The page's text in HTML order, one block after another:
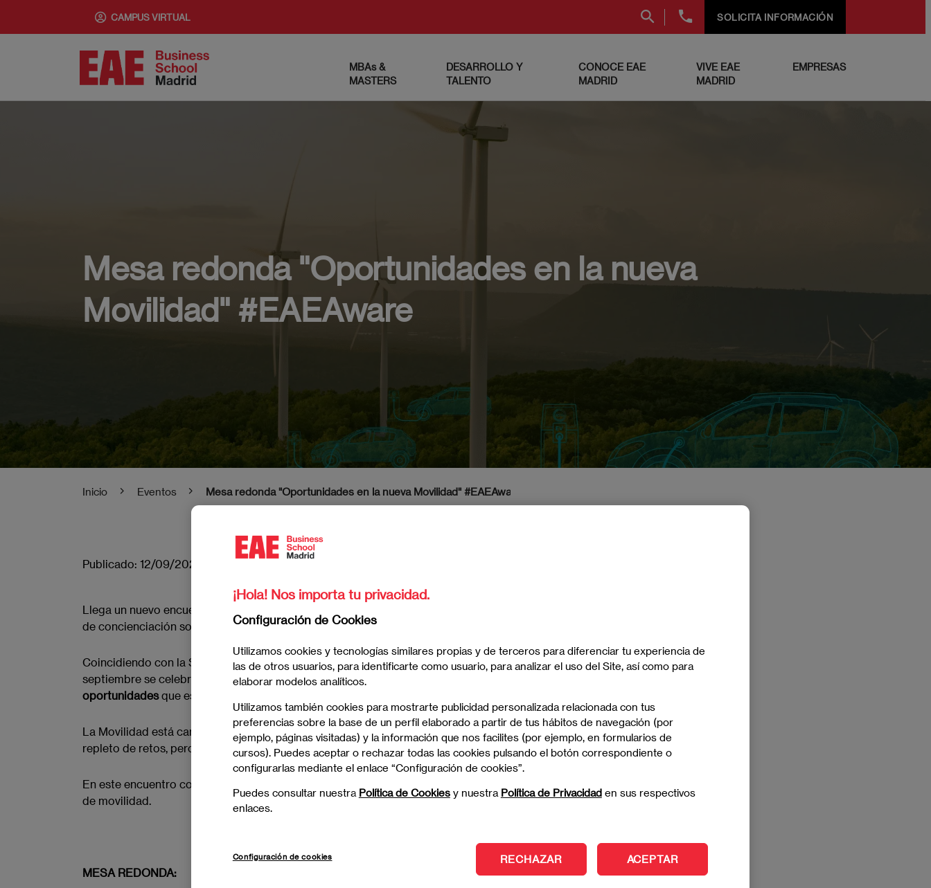
CAMPUS VIRTUAL
+34
91
SOLICITA INFORMACIÓN
MBAs &
MASTERS
DESARROLLO Y
TALENTO
CONOCE EAE
MADRID
VIVE EAE
MADRID
EMPRESAS
Mesa redonda "Oportunidades en la nueva
Movilidad" #EAEAware
Inicio Eventos Mesa redonda "Oportunidades en la nueva Movilidad" #EAEAware
Publicado: 12/09/2023 08/06/2026
Llega un nuevo encuentro dentro del
de concienciación social, de la mano de empresas y profesionales relevantes en su sector.
Coincidiendo con la Semana Europea de la Movilidad Sostenible, el próximartes 19 de
septiembre se celebrará un nuevoEAE Aware, con el objetivo de
oportunidadesque están surgiendo dentro de la
La Movilidad está cambiando a pasos agigantados, por lo que nos encontramos en un escenario
repleto de retos, pero también de oportunidades.
En este encuentro conoceremos de primera mano la visión de
de movilidad.
MESA REDONDA:
¡Hola! Nos importa tu privacidad.
Configuración de Cookies
Utilizamos cookies y tecnologías similares propias y de terceros para diferenciar tu experiencia de
las de otros usuarios, para identificarte como usuario, para analizar el uso del Site, así como para
elaborar modelos analíticos.
Utilizamos también cookies para mostrarte publicidad personalizada relacionada con tus
preferencias sobre la base de un perfil elaborado a partir de tus hábitos de navegación (por
ejemplo, páginas visitadas) y la información que nos facilites (por ejemplo, en formularios de
cursos). Puedes aceptar o rechazar todas las cookies pulsando el botón correspondiente o
configurarlas mediante el enlace “Configuración de cookies”.
Puedes consultar nuestra Política de Cookiesy nuestra Política de Privacidaden sus respectivos
enlaces.
Configuración de cookies RECHAZAR ACEPTAR